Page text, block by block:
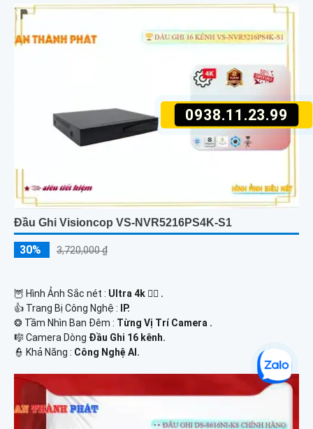
0938.11.23.99
Đầu Ghi Visioncop VS-NVR5216PS4K-S1
30% 3,720,000 ₫
🦉 Hình Ảnh Sắc nét : Ultra 4k 👍🏾 .
👍 Trang Bị Công Nghệ :
IP.
❂ Tầm Nhìn Ban Đêm : Từng Vị Trí Camera .
🎼️ Camera Dòng Đầu Ghi 16 kênh.
️👮 Khả Năng : Công Nghệ AI.